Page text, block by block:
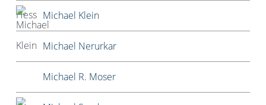
Michael Klein
Michael Nerurkar
Michael R. Moser